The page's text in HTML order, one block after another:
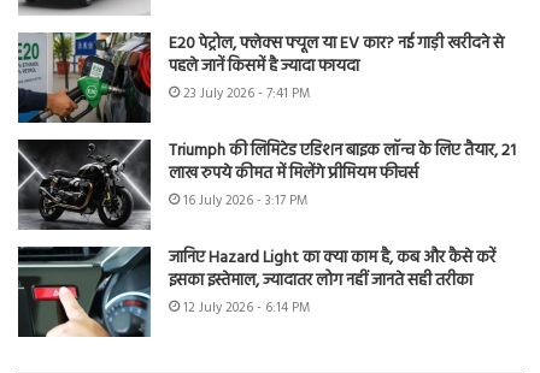
E20 पेट्रोल, फ्लेक्स फ्यूल या EV कार? नई गाड़ी खरीदने से
पहले जानें किसमें है ज्यादा फायदा
23 July 2026 - 7:41 PM
Triumph की लिमिटेड एडिशन बाइक लॉन्च के लिए तैयार, 21
लाख रुपये कीमत में मिलेंगे प्रीमियम फीचर्स
16 July 2026 - 3:17 PM
जानिए Hazard Light का क्या काम है, कब और कैसे करें
इसका इस्तेमाल, ज्यादातर लोग नहीं जानते सही तरीका
12 July 2026 - 6:14 PM